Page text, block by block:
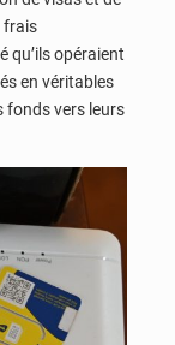
frais
qu’ils opéraient
en véritables
fonds vers leurs